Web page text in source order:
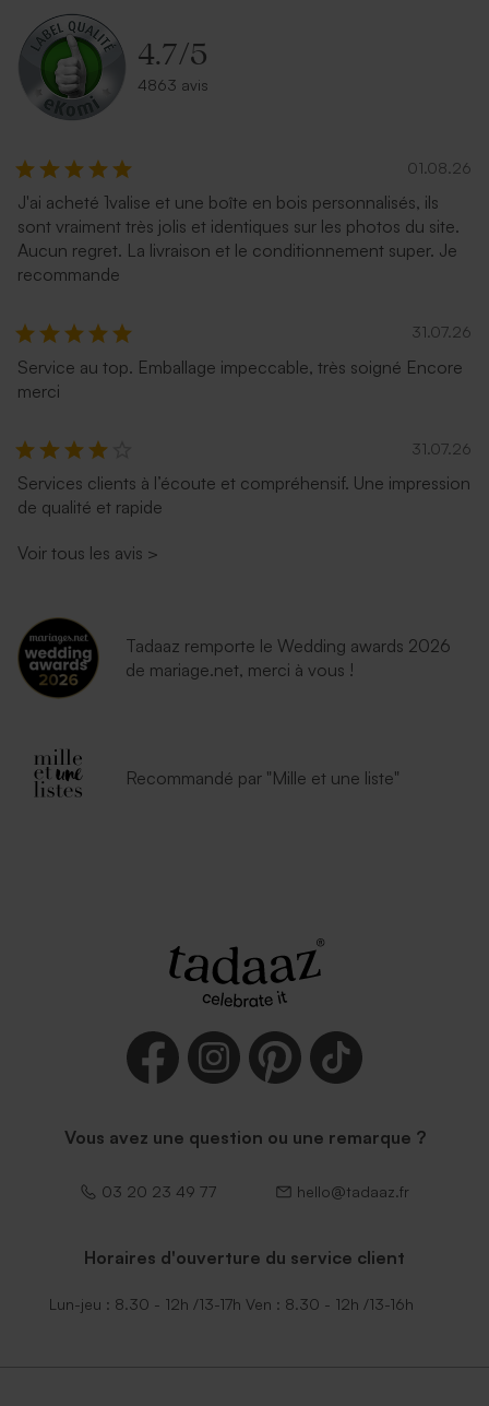
4.7/5
4863 avis
01.08.26
J'ai acheté 1valise et une boîte en bois personnalisés, ils
sont vraiment très jolis et identiques sur les photos du site.
Aucun regret. La livraison et le conditionnement super. Je
recommande
31.07.26
Service au top. Emballage impeccable, très soigné Encore
merci
31.07.26
Services clients à l’écoute et compréhensif. Une impression
de qualité et rapide
Voir tous les avis >
Tadaaz remporte le Wedding awards 2026
de mariage.net, merci à vous !
Recommandé par "Mille et une liste"
Vous avez une question ou une remarque ?
03 20 23 49 77 hello@tadaaz.fr
Horaires d'ouverture du service client
Lun-jeu : 8.30 - 12h /13-17h Ven : 8.30 - 12h /13-16h